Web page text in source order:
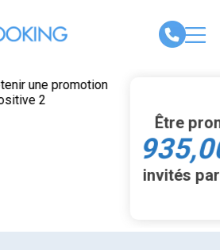
Être promu à
935,000+
invités par mois